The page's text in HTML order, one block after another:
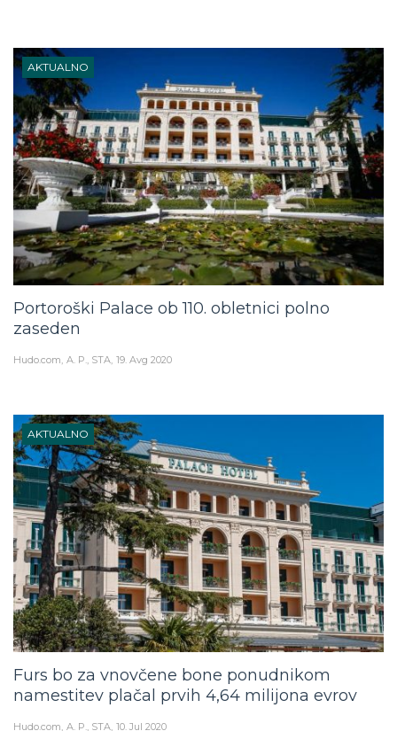
AKTUALNO
Portoroški Palace ob 110. obletnici polno
zaseden
Hudo.com A. P., STA 19. Avg 2020
AKTUALNO
Furs bo za vnovčene bone ponudnikom
namestitev plačal prvih 4,64 milijona evrov
Hudo.com A. P., STA 10. Jul 2020